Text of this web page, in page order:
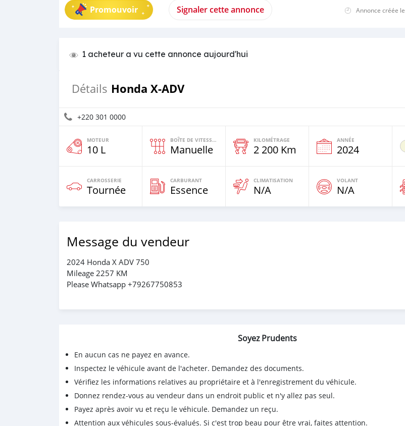
Promouvoir Signaler cette annonce Annonce créée le
1 acheteur a vu cette annonce aujourd'hui
Détails Honda X-ADV
+220 301 0000
MOTEUR
10 L
BOÎTE DE VITESSES
Manuelle
KILOMÉTRAGE
2 200 Km
ANNÉE
2024
CARROSSERIE
Tournée
CARBURANT
Essence
CLIMATISATION
N/A
VOLANT
N/A
Message du vendeur
2024 Honda X ADV 750
Mileage 2257 KM
Please Whatsapp +79267750853
Soyez Prudents
En aucun cas ne payez en avance.
Inspectez le véhicule avant de l'acheter. Demandez des documents.
Vérifiez les informations relatives au propriétaire et à l'enregistrement du véhicule.
Donnez rendez-vous au vendeur dans un endroit public et n'y allez pas seul.
Payez après avoir vu et reçu le véhicule. Demandez un reçu.
Attention aux véhicules sous-évalués. Si c'est trop beau pour être vrai, faites attention.